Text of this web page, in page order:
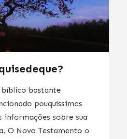
bastante
pouquíssimas
informações sobre sua
O Novo Testamento o